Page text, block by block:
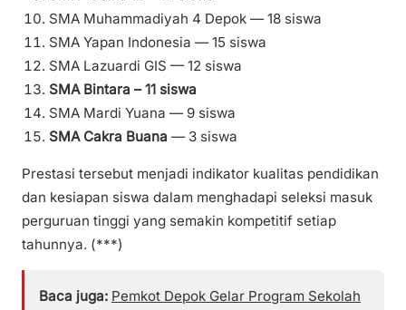
SMA Muhammadiyah 4 Depok — 18 siswa
SMA Yapan Indonesia — 15 siswa
SMA Lazuardi GIS — 12 siswa
SMA Bintara – 11 siswa
SMA Mardi Yuana — 9 siswa
SMA Cakra Buana — 3 siswa
Prestasi tersebut menjadi indikator kualitas pendidikan
dan kesiapan siswa dalam menghadapi seleksi masuk
perguruan tinggi yang semakin kompetitif setiap
tahunnya. (***)
Baca juga: Pemkot Depok Gelar Program Sekolah